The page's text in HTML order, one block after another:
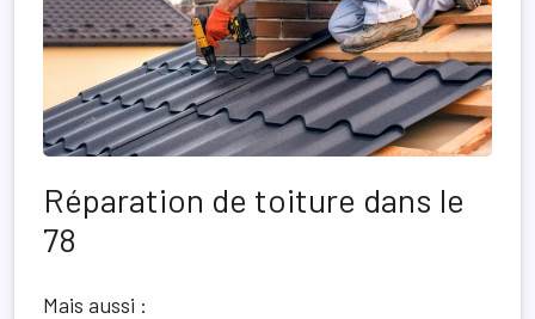
Réparation de toiture dans le
78
Mais aussi :